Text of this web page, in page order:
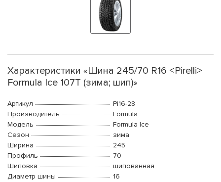
Характеристики «Шина 245/70 R16 <Pirelli>
Formula Ice 107T (зима; шип)»
Артикул
Pi16-28
Производитель
Formula
Модель
Formula Ice
Сезон
зима
Ширина
245
Профиль
70
Шиповка
шипованная
Диаметр шины
16